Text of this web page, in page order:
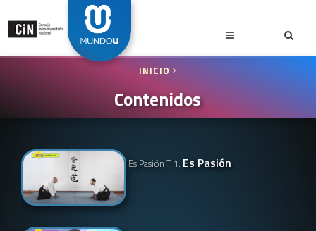
INICIO
Contenidos
Es Pasión T 1: Es Pasión